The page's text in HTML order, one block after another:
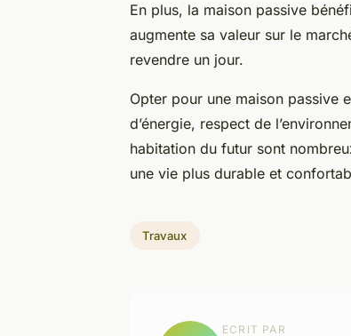
En plus, la maison passive
augmente sa valeur sur le
revendre un jour.
Opter pour une maison passive
d’énergie, respect de
habitation du futur sont
une vie plus durable et
Travaux
ECRIT PAR